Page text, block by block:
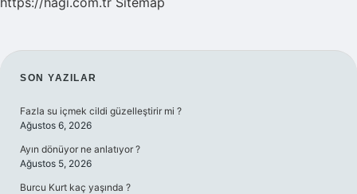
SIDEBAR
SON YAZILAR
Fazla su içmek cildi güzelleştirir mi ?
Ağustos 6, 2026
Ayın dönüyor ne anlatıyor ?
Ağustos 5, 2026
Burcu Kurt kaç yaşında ?